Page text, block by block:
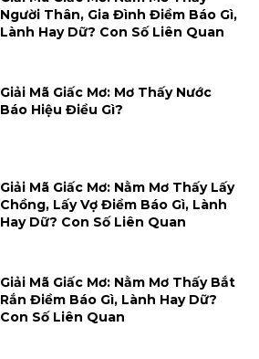
Người Thân, Gia Đình Điềm Báo Gì,
Lành Hay Dữ? Con Số Liên Quan
Giải Mã Giấc Mơ: Mơ Thấy Nước
Báo Hiệu Điều Gì?
Giải Mã Giấc Mơ: Nằm Mơ Thấy Lấy
Chồng, Lấy Vợ Điềm Báo Gì, Lành
Hay Dữ? Con Số Liên Quan
Giải Mã Giấc Mơ: Nằm Mơ Thấy Bắt
Rắn Điềm Báo Gì, Lành Hay Dữ?
Con Số Liên Quan